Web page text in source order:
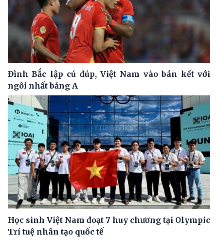
Đình Bắc lập cú đúp, Việt Nam vào bán kết với
ngôi nhất bảng A
Học sinh Việt Nam đoạt 7 huy chương tại Olympic
Trí tuệ nhân tạo quốc tế